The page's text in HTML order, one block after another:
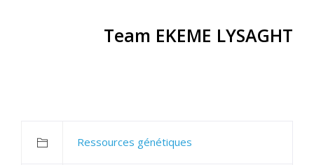
Team EKEME LYSAGHT
Ressources génétiques